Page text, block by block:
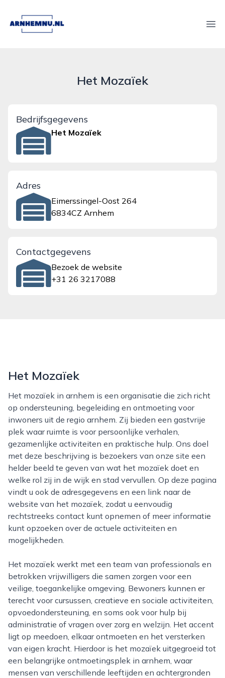
arnhemnu.nl
Het Mozaïek
Bedrijfsgegevens
Het Mozaïek
Adres
Eimerssingel-Oost 264
6834CZ Arnhem
Contactgegevens
Bezoek de website
+31 26 3217088
Het Mozaïek
Het mozaïek in arnhem is een organisatie die zich richt
op ondersteuning, begeleiding en ontmoeting voor
inwoners uit de regio arnhem. Zij bieden een gastvrije
plek waar ruimte is voor persoonlijke verhalen,
gezamenlijke activiteiten en praktische hulp. Ons doel
met deze beschrijving is bezoekers van onze site een
helder beeld te geven van wat het mozaïek doet en
welke rol zij in de wijk en stad vervullen. Op deze pagina
vindt u ook de adresgegevens en een link naar de
website van het mozaïek, zodat u eenvoudig
rechtstreeks contact kunt opnemen of meer informatie
kunt opzoeken over de actuele activiteiten en
mogelijkheden.
Het mozaïek werkt met een team van professionals en
betrokken vrijwilligers die samen zorgen voor een
veilige, toegankelijke omgeving. Bewoners kunnen er
terecht voor cursussen, creatieve en sociale activiteiten,
opvoedondersteuning, en soms ook voor hulp bij
administratie of vragen over zorg en welzijn. Het accent
ligt op meedoen, elkaar ontmoeten en het versterken
van eigen kracht. Hierdoor is het mozaïek uitgegroeid tot
een belangrijke ontmoetingsplek in arnhem, waar
mensen van verschillende leeftijden en achtergronden